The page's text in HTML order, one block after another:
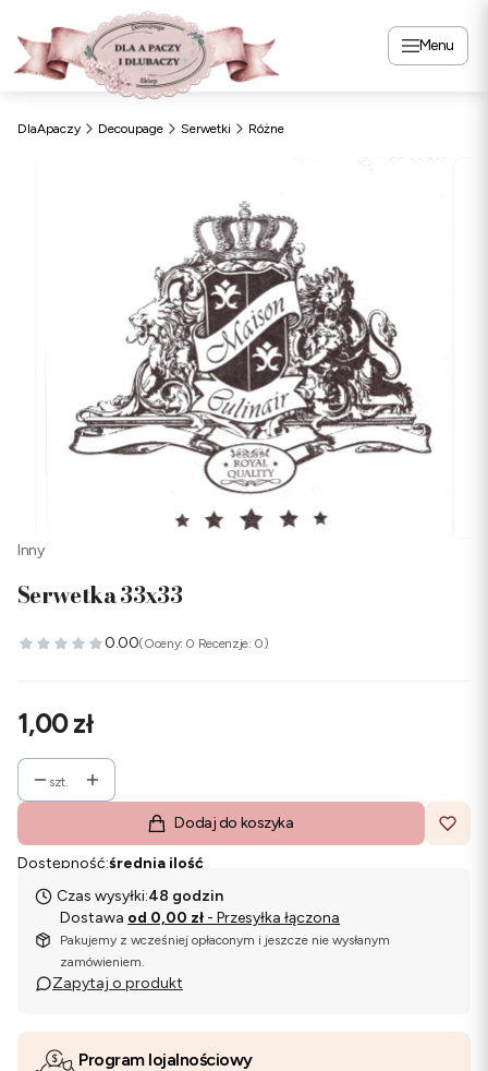
Menu
DlaApaczy Decoupage Serwetki Różne
Inny
Serwetka 33x33
0.00(Oceny: 0 Recenzje: 0)
Cena
1,00 zł
szt.
Dodaj do koszyka
Dostępność:średnia ilość
Czas wysyłki:48 godzin
Dostawa od 0,00 zł - Przesyłka łączona
Pakujemy z wcześniej opłaconym i jeszcze nie wysłanym
zamówieniem.
Zapytaj o produkt
Program lojalnościowy